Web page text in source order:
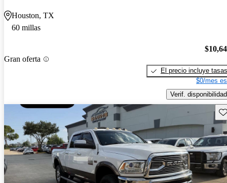
Houston, TX
60 millas
Gran oferta
El precio incluye tasas
$0/mes
Verif. disponibilidad